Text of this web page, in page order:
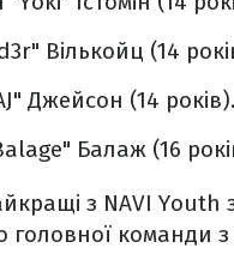
Вількойц (14
Джейсон (14 років).
Балаж (16
з NAVI Youth
головної команди